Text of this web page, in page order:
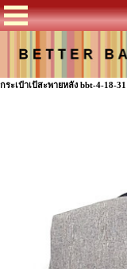
กระเป๋าเป้สะพายหลัง bbt-4-18-31